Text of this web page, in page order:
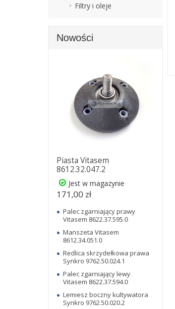
Filtry i oleje
Nowości
Piasta Vitasem
8612.32.047.2
Jest w magazynie
171,00 zł
Palec zgarniający prawy
Vitasem 8622.37.595.0
Manszeta Vitasem
8612.34.051.0
Redlica skrzydełkowa prawa
Synkro 9762.50.024.1
Palec zgarniający lewy
Vitasem 8622.37.594.0
Lemiesz boczny kultywatora
Synkro 9762.50.020.2